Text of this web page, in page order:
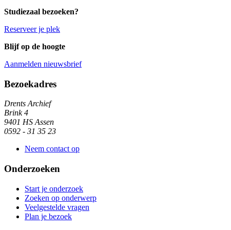
Studiezaal bezoeken?
Reserveer je plek
Blijf op de hoogte
Aanmelden nieuwsbrief
Algemene informatie
Bezoekadres
Drents Archief
Brink 4
9401 HS Assen
0592 - 31 35 23
Neem contact op
Onderzoeken
Start je onderzoek
Zoeken op onderwerp
Veelgestelde vragen
Plan je bezoek